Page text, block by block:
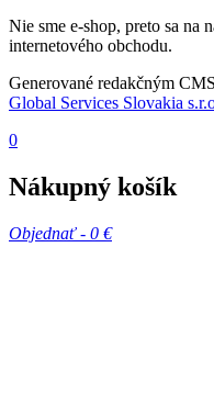
Nie sme e-shop, preto sa na
internetového obchodu.
Generované redakčným
Global Services Slovakia
0
Nákupný košík
Objednať - 0 €